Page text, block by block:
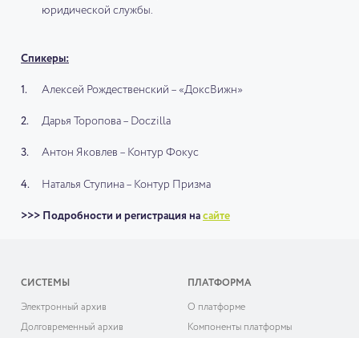
юридической службы.
Спикеры:
Алексей Рождественский – «ДоксВижн»
Дарья Торопова – Doczilla
Антон Яковлев – Контур Фокус
Наталья Ступина – Контур Призма
>>> Подробности и регистрация на сайте
СИСТЕМЫ
Электронный архив
Долговременный архив
ПЛАТФОРМА
О платформе
Компоненты платформы